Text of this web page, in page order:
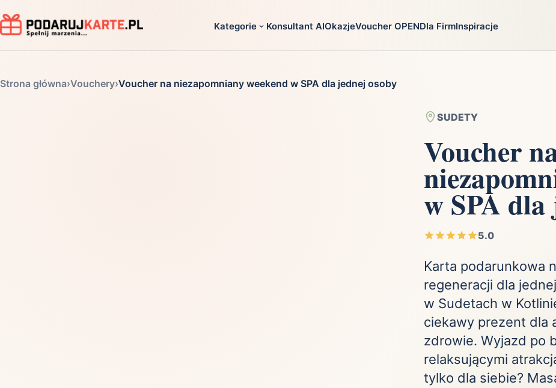
Kategorie
Kultura i Rozrywka
(21)
Imieniny
Narodziny dziecka
Rocznica
Różne okazje
Święta
Zobacz wszystkie
Konsultant AIOkazjeVoucher OPENDla FirmInspiracje
Strona główna›Vouchery›Voucher na niezapomniany weekend w SPA dla jednej osoby
SUDETY
Voucher
w SPA dla
5.0
Karta podarunkowa
regeneracji dla
w Sudetach w
ciekawy prezent dla
zdrowie. Wyjazd po
relaksującymi
tylko dla siebie?